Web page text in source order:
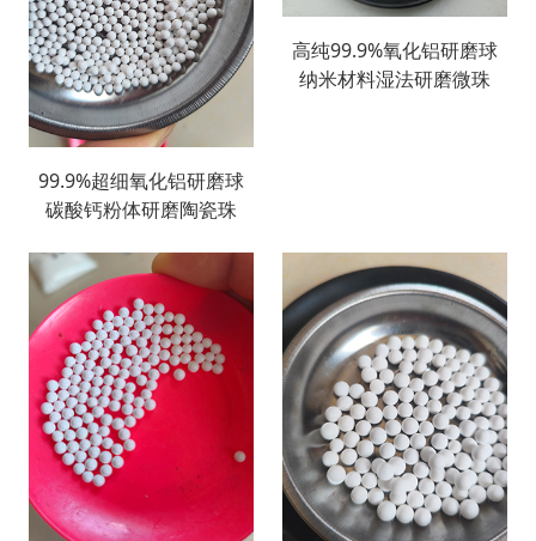
99.9%超细氧化铝研磨球
碳酸钙粉体研磨陶瓷珠
高纯99.9%氧化铝研磨球
纳米材料湿法研磨微珠